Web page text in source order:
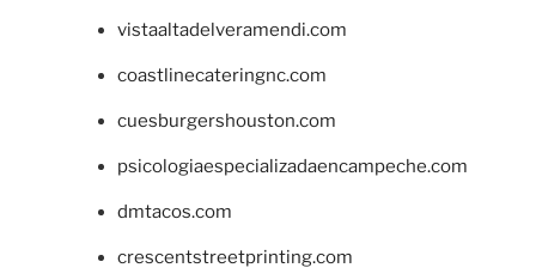
vistaaltadelveramendi.com
coastlinecateringnc.com
cuesburgershouston.com
psicologiaespecializadaencampeche.com
dmtacos.com
crescentstreetprinting.com